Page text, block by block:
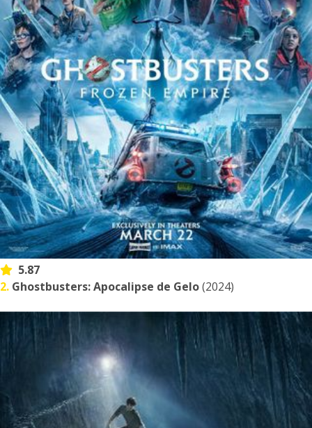
5.87
2. Ghostbusters: Apocalipse de Gelo(2024)